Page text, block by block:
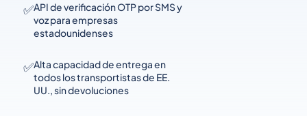
✅API de verificación OTP por SMS y
voz para empresas
estadounidenses
✅Alta capacidad de entrega en
todos los transportistas de EE.
UU., sin devoluciones